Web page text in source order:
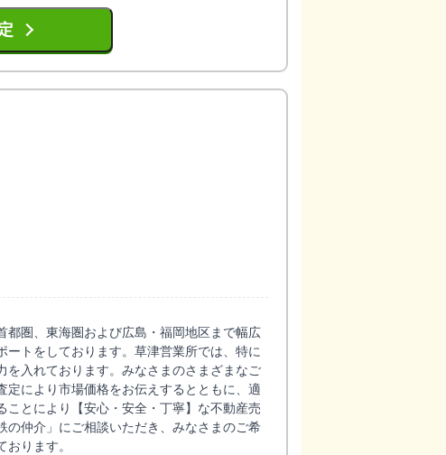
都圏、東海圏および広島・福岡地区まで幅広
ートをしております。草津営業所では、特に
を入れております。みなさまのさまざまなご
定により市場価格をお伝えするとともに、適
ことにより【安心・安全・丁寧】な不動産売
の仲介」にご相談いただき、みなさまのご希
ります。